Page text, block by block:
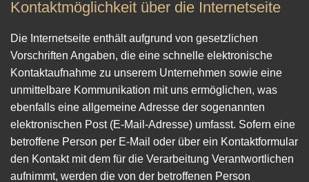
Kontaktmöglichkeit über die Internetseite
Die Internetseite enthält aufgrund von gesetzlichen
Vorschriften Angaben, die eine schnelle elektronische
Kontaktaufnahme zu unserem Unternehmen sowie eine
unmittelbare Kommunikation mit uns ermöglichen, was
ebenfalls eine allgemeine Adresse der sogenannten
elektronischen Post (E-Mail-Adresse) umfasst. Sofern eine
betroffene Person per E-Mail oder über ein Kontaktformular
den Kontakt mit dem für die Verarbeitung Verantwortlichen
aufnimmt, werden die von der betroffenen Person